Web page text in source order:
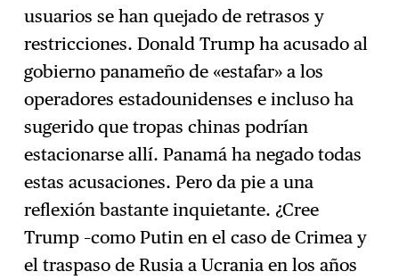
usuarios se han quejado de retrasos y
restricciones. Donald Trump ha acusado al
gobierno panameño de «estafar» a los
operadores estadounidenses e incluso ha
sugerido que tropas chinas podrían
estacionarse allí. Panamá ha negado todas
estas acusaciones. Pero da pie a una
reflexión bastante inquietante. ¿Cree
Trump –como Putin en el caso de Crimea y
el traspaso de Rusia a Ucrania en los años